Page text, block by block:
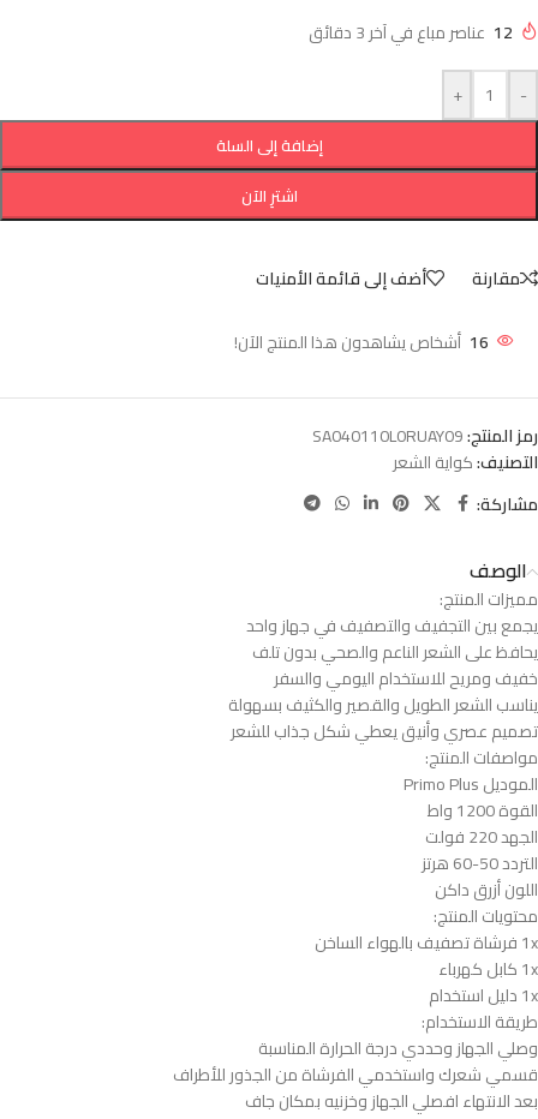
12 عناصر مباع في آخر 3 دقائق
-
+
إضافة إلى السلة
اشترِ الآن
مقارنة أضف إلى قائمة الأمنيات
16 أشخاص يشاهدون هذا المنتج الآن!
رمز المنتج:SA040110L0RUAY09
التصنيف:كواية الشعر
مشاركة:
الوصف
مميزات المنتج:
يجمع بين التجفيف والتصفيف في جهاز واحد
يحافظ على الشعر الناعم والصحي بدون تلف
خفيف ومريح للاستخدام اليومي والسفر
يناسب الشعر الطويل والقصير والكثيف بسهولة
تصميم عصري وأنيق يعطي شكل جذاب للشعر
مواصفات المنتج:
الموديل Primo Plus
القوة 1200 واط
الجهد 220 فولت
التردد 50-60 هرتز
اللون أزرق داكن
محتويات المنتج:
1x فرشاة تصفيف بالهواء الساخن
1x كابل كهرباء
1x دليل استخدام
طريقة الاستخدام:
وصلي الجهاز وحددي درجة الحرارة المناسبة
قسمي شعرك واستخدمي الفرشاة من الجذور للأطراف
بعد الانتهاء افصلي الجهاز وخزنيه بمكان جاف